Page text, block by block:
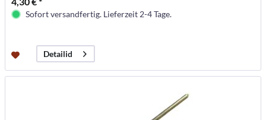
Sofort versandfertig. Lieferzeit 2-4 Tage.
Detailid